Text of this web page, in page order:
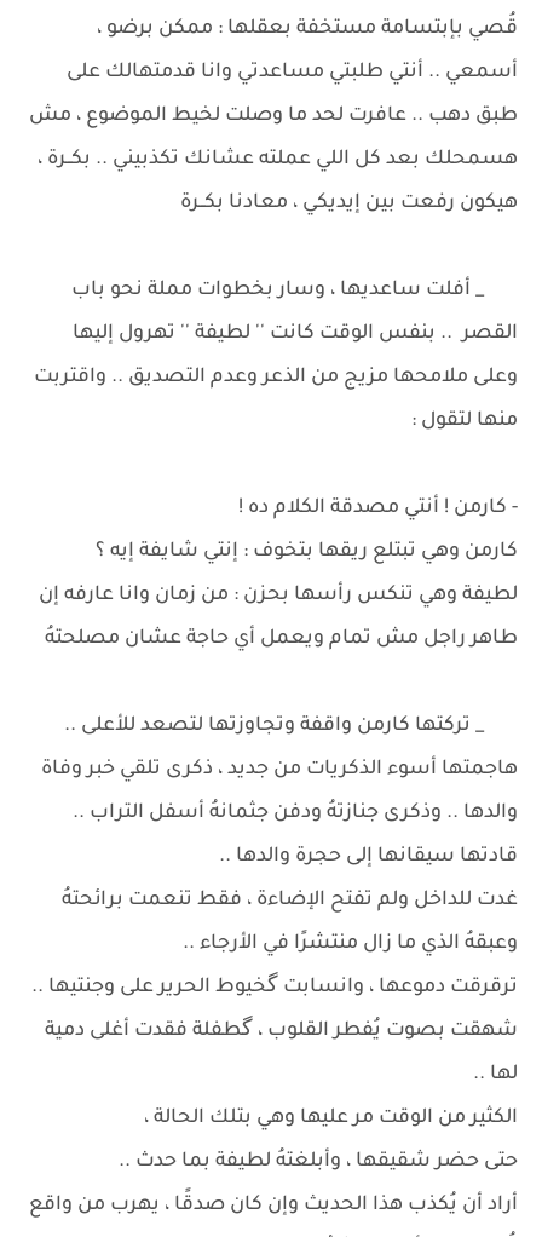
قُصي بإبتسامة مستخفة بعقلها : ممكن برضو ،
أسمعي .. أنتي طلبتي مساعدتي وانا قدمتهالك على
طبق دهب .. عافرت لحد ما وصلت لخيط الموضوع ، مش
هسمحلك بعد كل اللي عملته عشانك تكذبيني .. بكــرة ،
هيكون رفعت بين إيديكي ، معادنا بكــرة
_ أفلت ساعديها ، وسار بخطوات مملة نحو باب
القصر .. بنفس الوقت كانت '' لطيفة '' تهرول إليها
وعلى ملامحها مزيج من الذعر وعدم التصديق .. واقتربت
منها لتقول :
- كارمن ! أنتي مصدقة الكلام ده !
كارمن وهي تبتلع ريقها بتخوف : إنتي شايفة إيه ؟
لطيفة وهي تنكس رأسها بحزن : من زمان وانا عارفه إن
طاهر راجل مش تمام ويعمل أي حاجة عشان مصلحتهُ
_ تركتها كارمن واقفة وتجاوزتها لتصعد للأعلى ..
هاجمتها أسوء الذكريات من جديد ، ذكرى تلقي خبر وفاة
والدها .. وذكرى جنازتهُ ودفن جثمانهُ أسفل التراب ..
قادتها سيقانها إلى حجرة والدها ..
غدت للداخل ولم تفتح الإضاءة ، فقط تنعمت برائحتهُ
وعبقهُ الذي ما زال منتشرًا في الأرجاء ..
ترقرقت دموعها ، وانسابت گخيوط الحرير على وجنتيها ..
شهقت بصوت يُفطر القلوب ، گطفلة فقدت أغلى دمية
لها ..
الكثير من الوقت مر عليها وهي بتلك الحالة ،
حتى حضر شقيقها ، وأبلغتهُ لطيفة بما حدث ..
أراد أن يُكذب هذا الحديث وإن كان صدقًا ، يهرب من واقع